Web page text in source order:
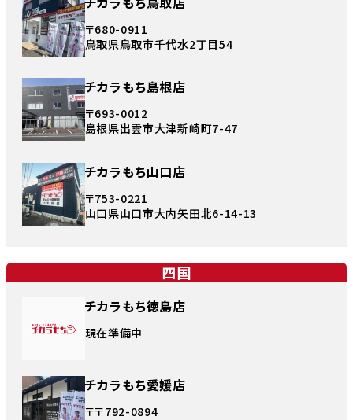
〒680-0911
鳥取県鳥取市千代水2丁目54
チカラもち島根店
〒693-0012
島根県出雲市大津新崎町7-47
チカラもち山口店
〒753-0221
山口県山口市大内矢田北6-14-13
四国
チカラもち徳島店
現在準備中
チカラもち愛媛店
〒〒792-0894